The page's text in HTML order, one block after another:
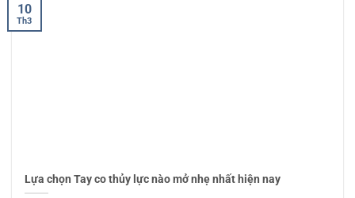
Lựa chọn Tay co thủy lực nào mở nhẹ nhất hiện nay
10
Th3